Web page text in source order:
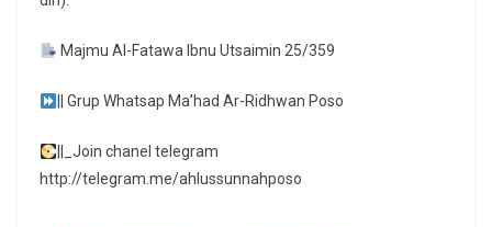
Majmu Al-Fatawa Ibnu Utsaimin 25/359
|| Grup Whatsap Ma’had Ar-Ridhwan Poso
||_Join chanel telegram
http://telegram.me/ahlussunnahposo